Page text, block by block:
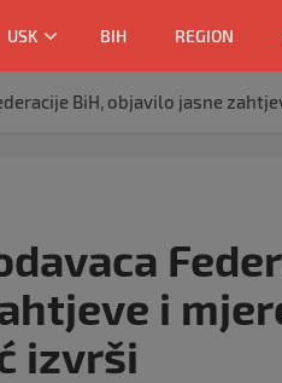
USK BIH REGION
BiH, objavilo jasne
i
izvrši